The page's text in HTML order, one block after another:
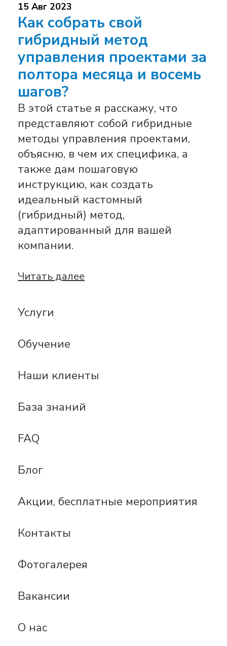
Услуги
Обучение
Наши клиенты
База знаний
FAQ
Блог
Акции, бесплатные мероприятия
Контакты
Фотогалерея
Вакансии
О нас
15 Авг 2023
Как собрать свой
гибридный метод
управления проектами за
полтора месяца и восемь
шагов?
В этой статье я расскажу, что
представляют собой гибридные
методы управления проектами,
объясню, в чем их специфика, а
также дам пошаговую
инструкцию, как создать
идеальный кастомный
(гибридный) метод,
адаптированный для вашей
компании.
Читать далее